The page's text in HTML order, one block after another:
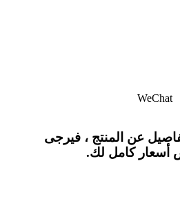
WeChat
عن المنتج ، فيرجى
أسعار كامل لك.